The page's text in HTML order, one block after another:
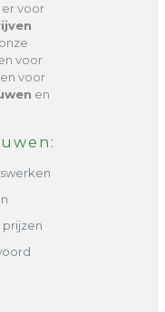
er voor
voor
voor
en